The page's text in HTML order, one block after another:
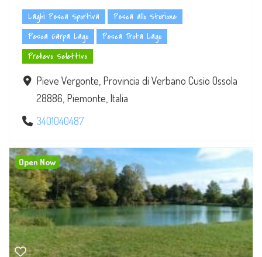
Laghi Pesca Sportiva
Pesca allo Storione
Pesca Carpa Lago
Pesca Trota Lago
Prelievo Selettivo
Pieve Vergonte, Provincia di Verbano Cusio Ossola
28886, Piemonte, Italia
3401040487
Open Now